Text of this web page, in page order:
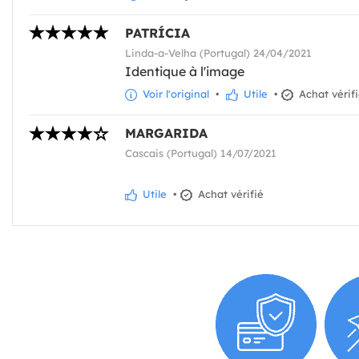
PATRÍCIA
Linda-a-Velha (Portugal) 24/04/2021
Identique à l'image
Voir l'original • Utile • Achat
MARGARIDA
Cascais (Portugal) 14/07/2021
Utile • Achat vérifié